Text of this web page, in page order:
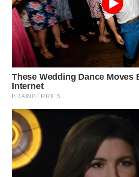
WN
MANDALIKA
WN
LIKUPANG
WN
WN
BORNEO
Wahana